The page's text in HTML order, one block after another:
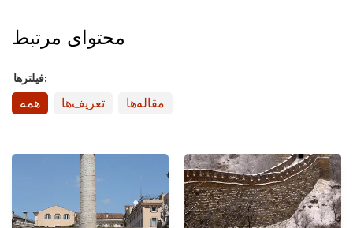
محتوای مرتبط
فیلترها:
همه تعریف‌ها مقاله‌ها